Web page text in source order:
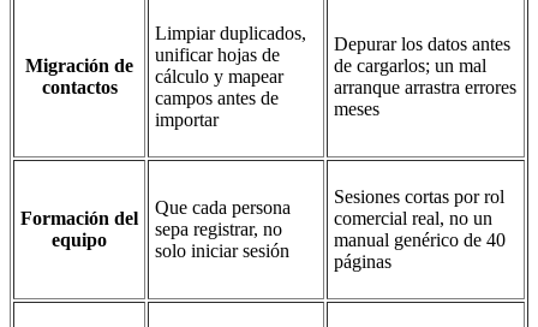
Migración de
contactos
Limpiar duplicados,
unificar hojas de
cálculo y mapear
campos antes de
importar
Depurar los datos antes
de cargarlos; un mal
arranque arrastra errores
meses
Formación del
equipo
Que cada persona
sepa registrar, no
solo iniciar sesión
Sesiones cortas por rol
comercial real, no un
manual genérico de 40
páginas